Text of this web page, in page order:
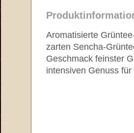
Aromatisierte
zarten Sencha-
Geschmack feinster
intensiven Genuss für